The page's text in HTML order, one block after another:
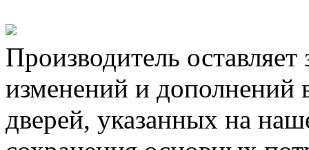
Производитель
изменений и дополнений
дверей, указанных на